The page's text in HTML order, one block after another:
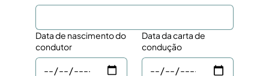
Data de nascimento do
condutor
Data da carta de
condução